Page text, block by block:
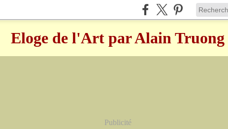
Eloge de l'Art par Alain Truong
Publicité